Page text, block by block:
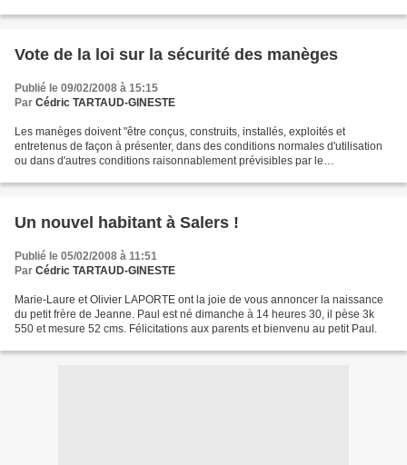
Vote de la loi sur la sécurité des manèges
Publié le 09/02/2008 à 15:15
Par Cédric TARTAUD-GINESTE
Les manèges doivent "être conçus, construits, installés, exploités et
entretenus de façon à présenter, dans des conditions normales d'utilisation
ou dans d'autres conditions raisonnablement prévisibles par le
Un nouvel habitant à Salers !
Publié le 05/02/2008 à 11:51
Par Cédric TARTAUD-GINESTE
Marie-Laure et Olivier LAPORTE ont la joie de vous annoncer la naissance
du petit frère de Jeanne. Paul est né dimanche à 14 heures 30, il pèse 3k
550 et mesure 52 cms. Félicitations aux parents et bienvenu au petit Paul.